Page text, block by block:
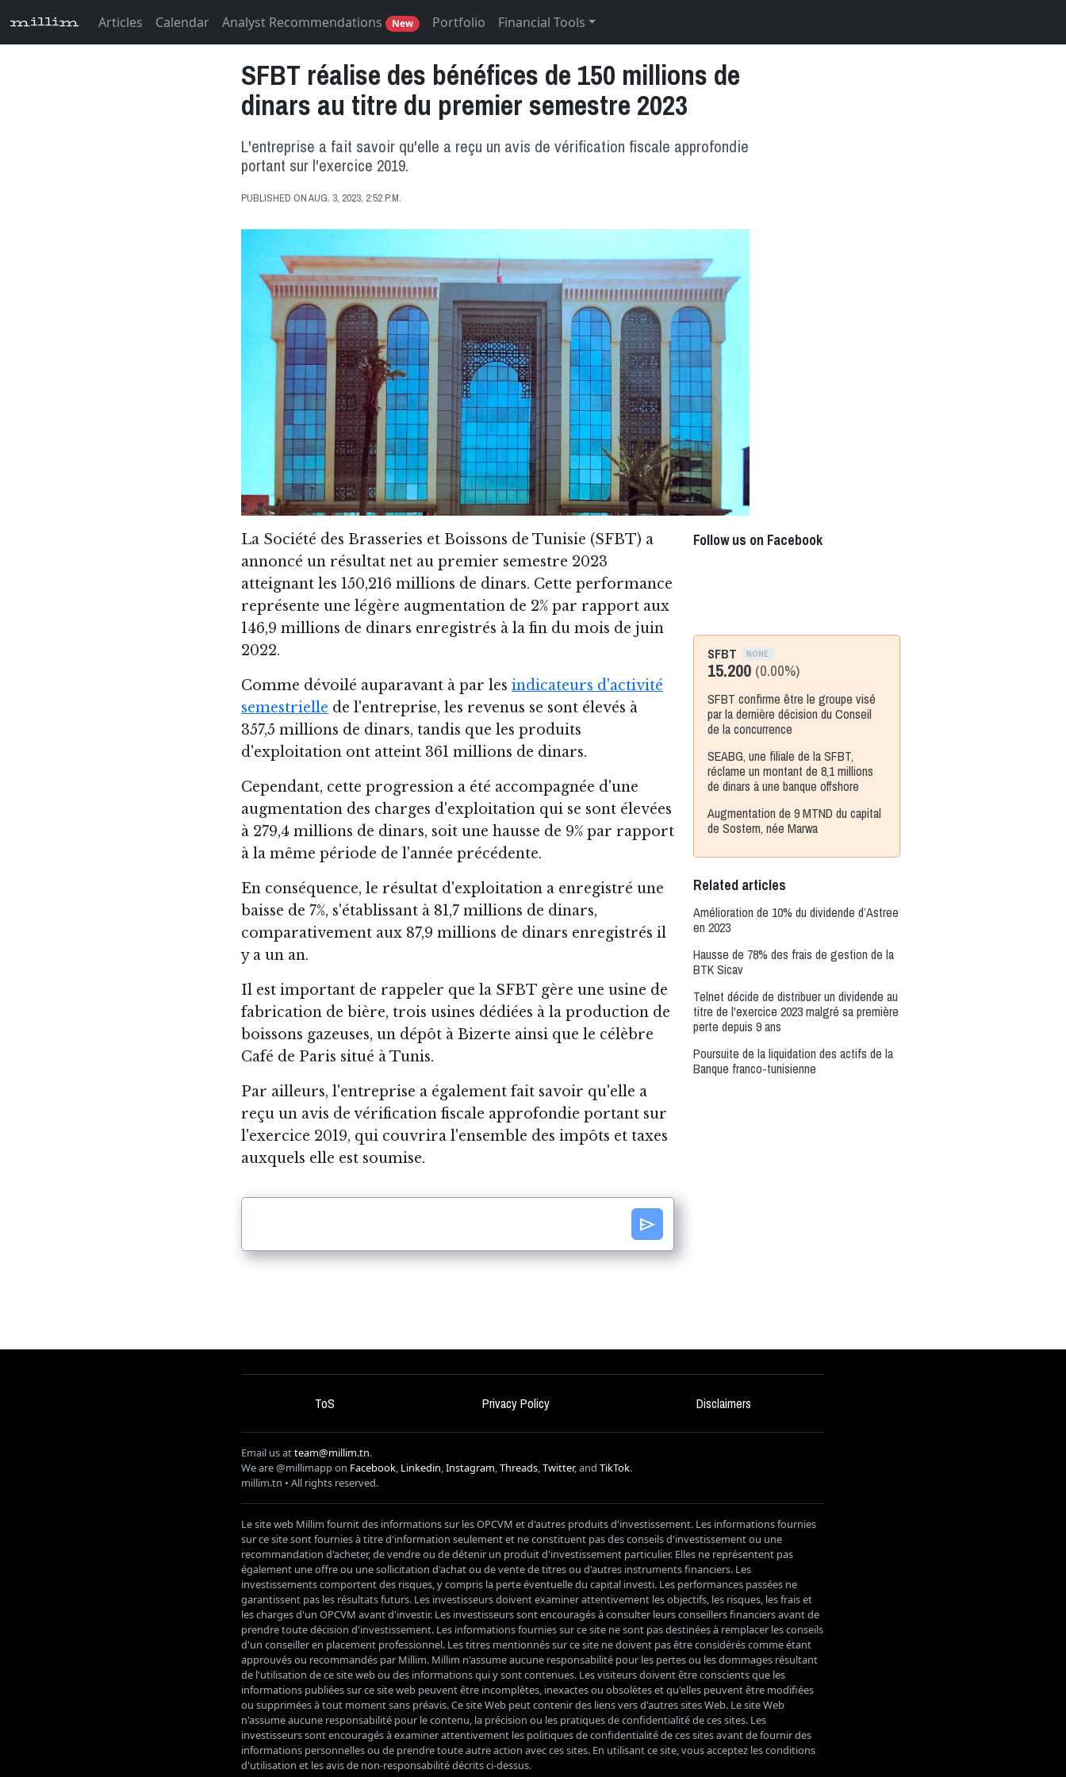
millim Articles Calendar Analyst Recommendations New Portfolio Financial Tools
SFBT réalise des bénéfices de 150 millions de
dinars au titre du premier semestre 2023
L'entreprise a fait savoir qu'elle a reçu un avis de vérification fiscale approfondie
portant sur l'exercice 2019.
PUBLISHED ON AUG. 3, 2023, 2:52 P.M.
La Société des Brasseries et Boissons de Tunisie (SFBT) a
annoncé un résultat net au premier semestre 2023
atteignant les 150,216 millions de dinars. Cette performance
représente une légère augmentation de 2% par rapport aux
146,9 millions de dinars enregistrés à la fin du mois de juin
2022.
Comme dévoilé auparavant à par les indicateurs d'activité
semestrielle de l'entreprise, les revenus se sont élevés à
357,5 millions de dinars, tandis que les produits
d'exploitation ont atteint 361 millions de dinars.
Cependant, cette progression a été accompagnée d'une
augmentation des charges d'exploitation qui se sont élevées
à 279,4 millions de dinars, soit une hausse de 9% par rapport
à la même période de l'année précédente.
En conséquence, le résultat d'exploitation a enregistré une
baisse de 7%, s'établissant à 81,7 millions de dinars,
comparativement aux 87,9 millions de dinars enregistrés il
y a un an.
Il est important de rappeler que la SFBT gère une usine de
fabrication de bière, trois usines dédiées à la production de
boissons gazeuses, un dépôt à Bizerte ainsi que le célèbre
Café de Paris situé à Tunis.
Par ailleurs, l'entreprise a également fait savoir qu'elle a
reçu un avis de vérification fiscale approfondie portant sur
l'exercice 2019, qui couvrira l'ensemble des impôts et taxes
auxquels elle est soumise.
send
Follow us on Facebook
SFBT NONE
15.200 (0.00%)
SFBT confirme être le groupe visé
par la dernière décision du Conseil
de la concurrence
SEABG, une filiale de la SFBT,
réclame un montant de 8,1 millions
de dinars à une banque offshore
Augmentation de 9 MTND du capital
de Sostem, née Marwa
Related articles
Amélioration de 10% du dividende d’Astree
en 2023
Hausse de 78% des frais de gestion de la
BTK Sicav
Telnet décide de distribuer un dividende au
titre de l'exercice 2023 malgré sa première
perte depuis 9 ans
Poursuite de la liquidation des actifs de la
Banque franco-tunisienne
ToS Privacy Policy Disclaimers
Email us atteam@millim.tn.
We are @millimapp on Facebook, Linkedin,Instagram,Threads,Twitter, and TikTok.
millim.tn • All rights reserved.
Le site web Millim fournit des informations sur les OPCVM et d'autres produits d'investissement. Les informations fournies
sur ce site sont fournies à titre d'information seulement et ne constituent pas des conseils d'investissement ou une
recommandation d'acheter, de vendre ou de détenir un produit d'investissement particulier. Elles ne représentent pas
également une offre ou une sollicitation d'achat ou de vente de titres ou d'autres instruments financiers. Les
investissements comportent des risques, y compris la perte éventuelle du capital investi. Les performances passées ne
garantissent pas les résultats futurs. Les investisseurs doivent examiner attentivement les objectifs, les risques, les frais et
les charges d'un OPCVM avant d'investir. Les investisseurs sont encouragés à consulter leurs conseillers financiers avant de
prendre toute décision d'investissement. Les informations fournies sur ce site ne sont pas destinées à remplacer les conseils
d'un conseiller en placement professionnel. Les titres mentionnés sur ce site ne doivent pas être considérés comme étant
approuvés ou recommandés par Millim. Millim n'assume aucune responsabilité pour les pertes ou les dommages résultant
de l'utilisation de ce site web ou des informations qui y sont contenues. Les visiteurs doivent être conscients que les
informations publiées sur ce site web peuvent être incomplètes, inexactes ou obsolètes et qu'elles peuvent être modifiées
ou supprimées à tout moment sans préavis. Ce site Web peut contenir des liens vers d'autres sites Web. Le site Web
n'assume aucune responsabilité pour le contenu, la précision ou les pratiques de confidentialité de ces sites. Les
investisseurs sont encouragés à examiner attentivement les politiques de confidentialité de ces sites avant de fournir des
informations personnelles ou de prendre toute autre action avec ces sites. En utilisant ce site, vous acceptez les conditions
d'utilisation et les avis de non-responsabilité décrits ci-dessus.